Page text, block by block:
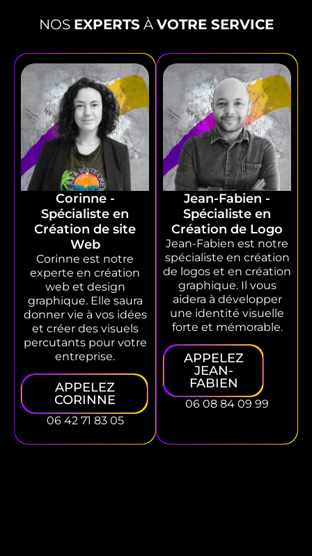
NOS EXPERTSÀ VOTRE SERVICE
Corinne -
Spécialiste en
Création de site
Web
Corinne est notre
experte en création
web et design
graphique. Elle saura
donner vie à vos idées
et créer des visuels
percutants pour votre
entreprise.
APPELEZ
CORINNE
06 42 71 83 05
Jean-Fabien -
Spécialiste en
Création de Logo
Jean-Fabien est notre
spécialiste en création
de logos et en création
graphique. Il vous
aidera à développer
une identité visuelle
forte et mémorable.
APPELEZ
JEAN-
FABIEN
06 08 84 09 99